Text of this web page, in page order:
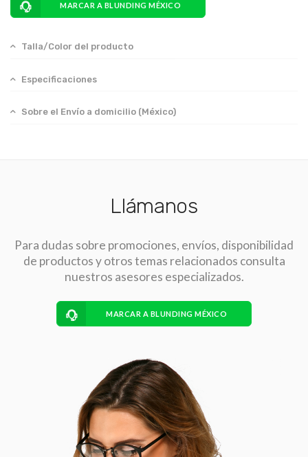
MARCAR A BLUNDING MÉXICO
Talla/Color del producto
Especificaciones
Sobre el Envío a domicilio (México)
Llámanos
Para dudas sobre promociones, envíos, disponibilidad
de productos y otros temas relacionados consulta
nuestros asesores especializados.
MARCAR A BLUNDING MÉXICO